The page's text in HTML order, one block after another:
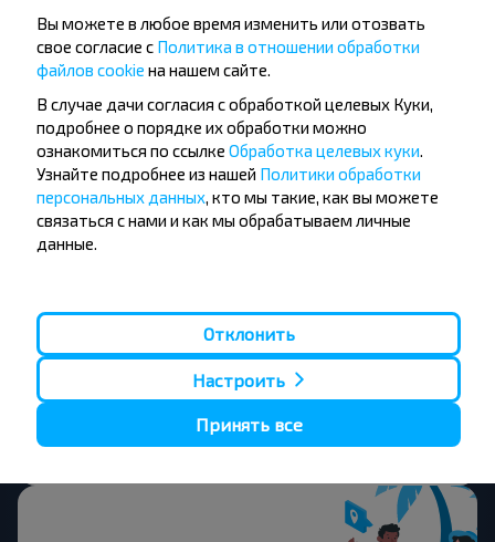
Лучшие маршруты из Москва
Москва
Варшава
Купить
Москва
Гомель
Купить
Москва
Мозырь
Вы можете в любое время изменить или отозвать
свое согласие с Политика в отношении обработки
файлов cookie на нашем сайте.
В случае дачи согласия с обработкой целевых Куки,
подробнее о порядке их обработки можно
ознакомиться по ссылке Обработка целевых куки
Узнайте подробнее из нашей Политики обработки
персональных данных , кто мы такие, как вы можете
связаться с нами и как мы обрабатываем личные
данные.
Отклонить
Настроить
Принять все